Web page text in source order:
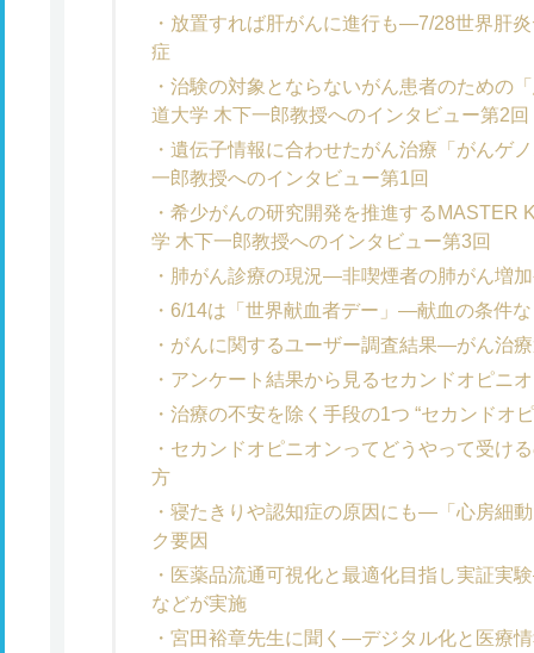
放置すれば肝がんに進行も―7/28世界肝炎
症
治験の対象とならないがん患者のための
道大学 木下一郎教授へのインタビュー第2回
遺伝子情報に合わせたがん治療「がんゲ
一郎教授へのインタビュー第1回
希少がんの研究開発を推進するMASTER
学 木下一郎教授へのインタビュー第3回
肺がん診療の現況―非喫煙者の肺がん増
6/14は「世界献血者デー」―献血の条件
がんに関するユーザー調査結果―がん治
アンケート結果から見るセカンドオピニ
治療の不安を除く手段の1つ “セカンドオ
セカンドオピニオンってどうやって受け
方
寝たきりや認知症の原因にも―「心房細
ク要因
医薬品流通可視化と最適化目指し実証実
などが実施
宮田裕章先生に聞く―デジタル化と医療